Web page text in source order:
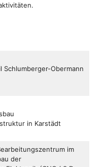
Schlumberger-Obermann
in Karstädt
im
der